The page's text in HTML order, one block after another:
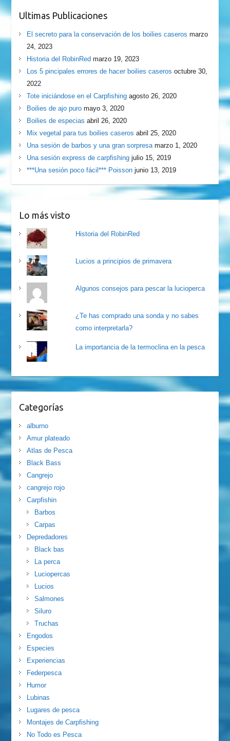
Ultimas Publicaciones
El secreto para la conservación de los boilies caseros marzo
24, 2023
Historia del RobinRed marzo 19, 2023
Los 5 pincipales errores de hacer boilies caseros octubre 30,
2022
Tote iniciándose en el Carpfishing agosto 26, 2020
Boilies de ajo puro mayo 3, 2020
Boilies de especias abril 26, 2020
Mix vegetal para tus boilies caseros abril 25, 2020
Una sesión de barbos y una gran sorpresa marzo 1, 2020
Una sesión express de carpfishing julio 15, 2019
***Una sesión poco fácil*** Poisson junio 13, 2019
Lo más visto
Historia del RobinRed
Lucios a principios de primavera
Algunos consejos para pescar la lucioperca
¿Te has comprado una sonda y no sabes
como interpretarla?
La importancia de la termoclina en la pesca
Categorías
alburno
Amur plateado
Atlas de Pesca
Black Bass
Cangrejo
cangrejo rojo
Carpfishin
Barbos
Carpas
Depredadores
Black bas
La perca
Luciopercas
Lucios
Salmones
Siluro
Truchas
Engodos
Especies
Experiencias
Federpesca
Humor
Lubinas
Lugares de pesca
Montajes de Carpfishing
No Todo es Pesca